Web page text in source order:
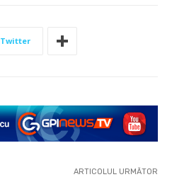
Twitter
ARTICOLUL URMĂTOR